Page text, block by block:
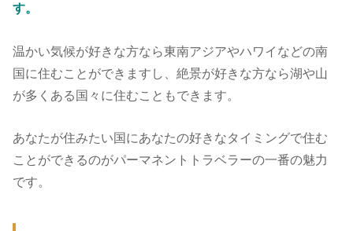
す。
温かい気候が好きな方なら東南アジアやハワイなどの南
国に住むことができますし、絶景が好きな方なら湖や山
が多くある国々に住むこともできます。
あなたが住みたい国にあなたの好きなタイミングで住む
ことができるのがパーマネントトラベラーの一番の魅力
です。